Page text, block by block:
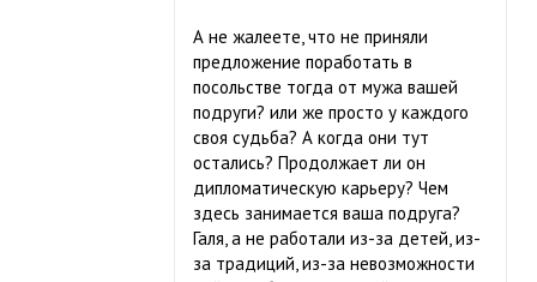
А не жалеете, что не приняли
предложение поработать в
посольстве тогда от мужа вашей
подруги? или же просто у каждого
своя судьба? А когда они тут
остались? Продолжает ли он
дипломатическую карьеру? Чем
здесь занимается ваша подруга?
Галя, а не работали из-за детей, из-
за традиций, из-за невозможности